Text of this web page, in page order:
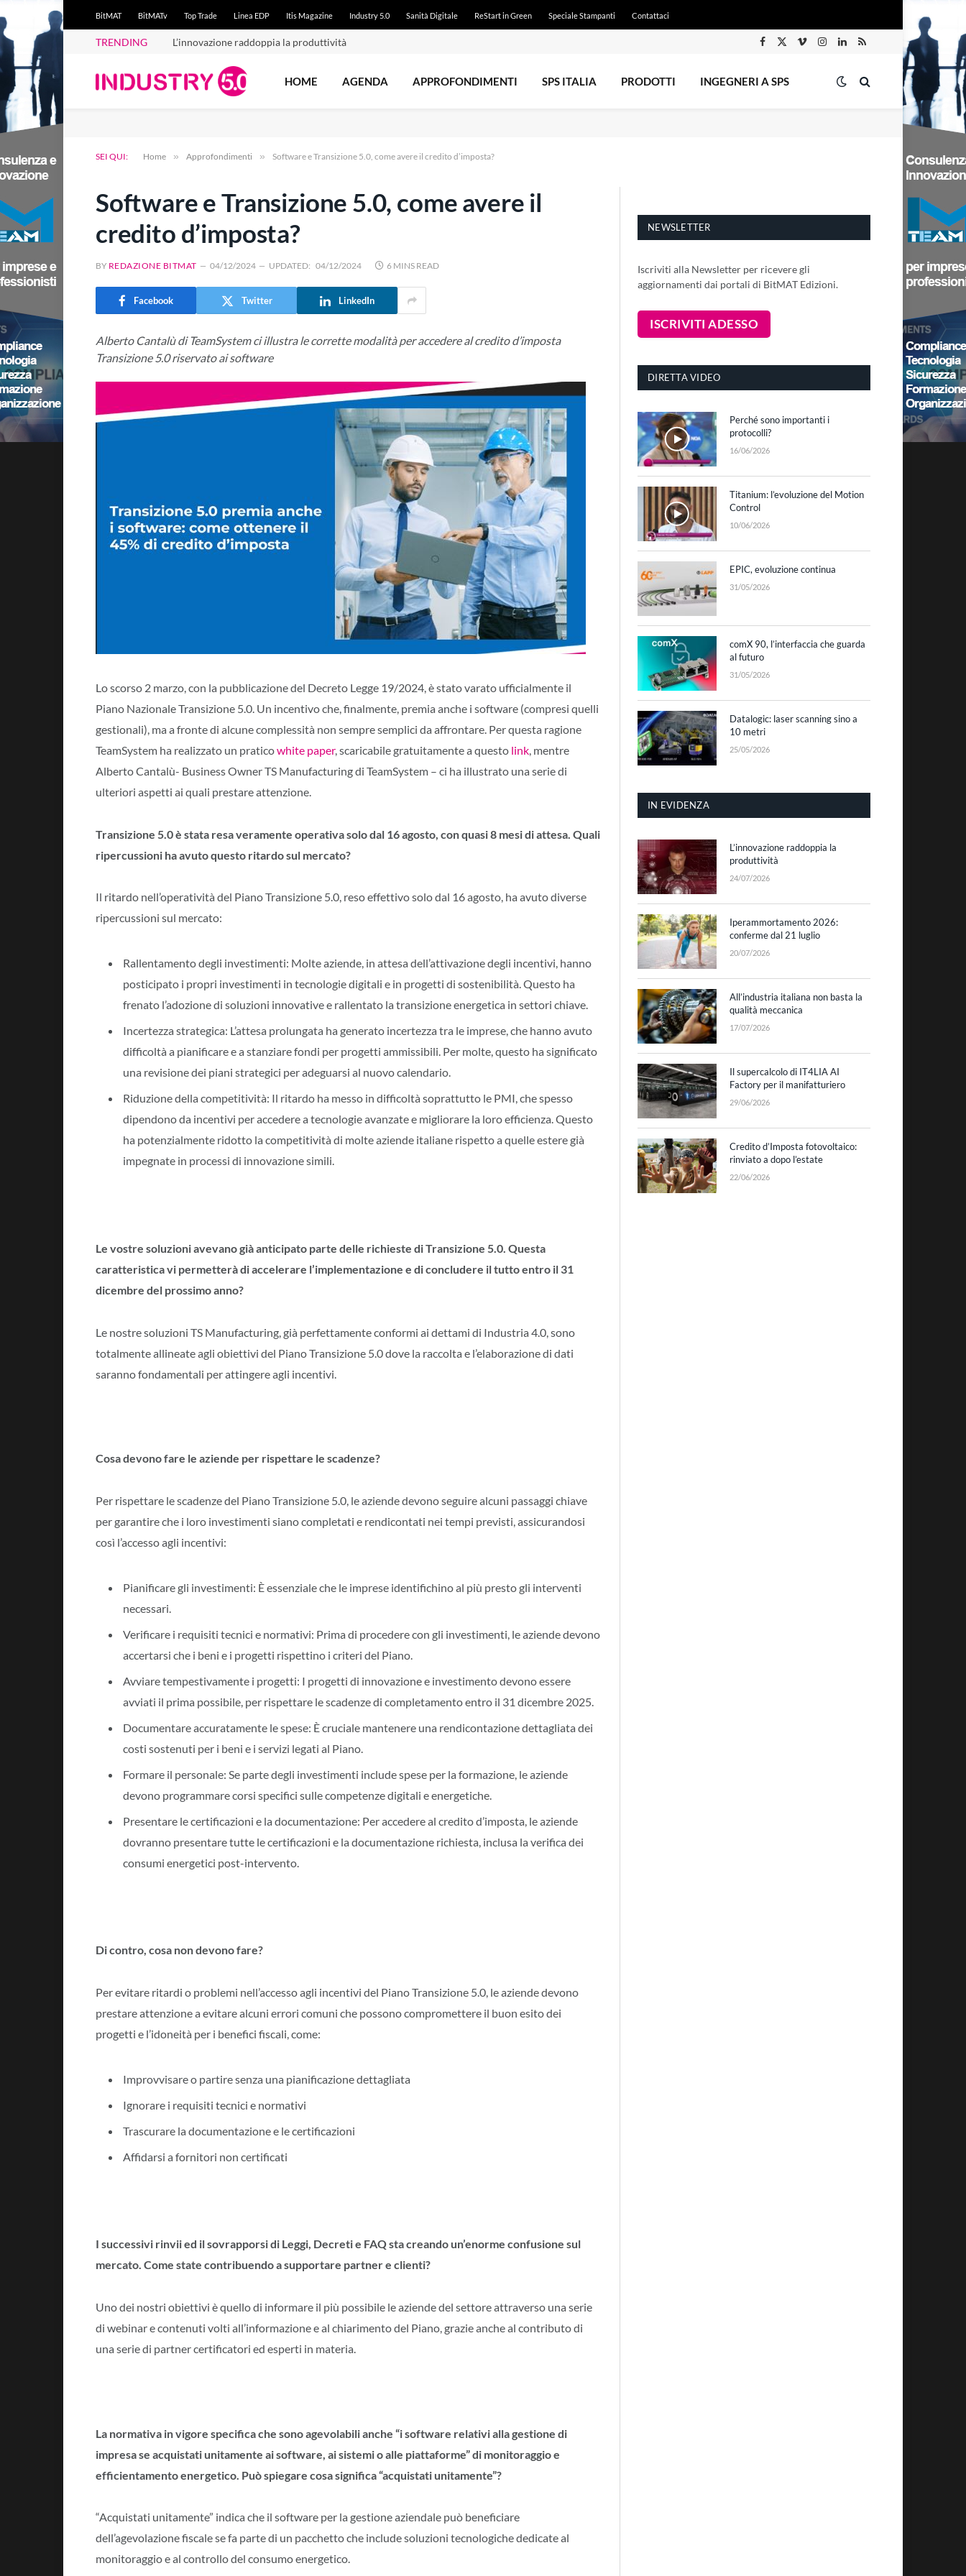
BitMAT BitMATv Top Trade Linea EDP Itis Magazine Industry 5.0 Sanità Digitale ReStart in Green Speciale Stampanti Contattaci
TRENDING L’innovazione raddoppia la produttività
Facebook
X
VimeoInstagram
LinkedIn
RSS
HOME AGENDA APPROFONDIMENTI SPS ITALIA PRODOTTI INGEGNERI A SPS
SEI QUI: Home » Approfondimenti » Software e Transizione 5.0, come avere il credito d’imposta?
Software e Transizione 5.0, come avere il
credito d’imposta?
BY REDAZIONE BITMAT 04/12/2024 UPDATED: 04/12/2024 6 MINS READ
Facebook Twitter LinkedIn
Alberto Cantalù di TeamSystem ci illustra le corrette modalità per accedere al credito d’imposta
Transizione 5.0 riservato ai software
Lo scorso 2 marzo, con la pubblicazione del Decreto Legge 19/2024, è stato varato ufficialmente il
Piano Nazionale Transizione 5.0. Un incentivo che, finalmente, premia anche i software (compresi quelli
gestionali), ma a fronte di alcune complessità non sempre semplici da affrontare. Per questa ragione
TeamSystem ha realizzato un praticowhite paper, scaricabile gratuitamente a questo link, mentre
Alberto Cantalù- Business Owner TS Manufacturing di TeamSystem – ci ha illustrato una serie di
ulteriori aspetti ai quali prestare attenzione.
Transizione 5.0 è stata resa veramente operativa solo dal 16 agosto, con quasi 8 mesi di attesa. Quali
ripercussioni ha avuto questo ritardo sul mercato?
Il ritardo nell’operatività del Piano Transizione 5.0, reso effettivo solo dal 16 agosto, ha avuto diverse
ripercussioni sul mercato:
Rallentamento degli investimenti: Molte aziende, in attesa dell’attivazione degli incentivi, hanno
posticipato i propri investimenti in tecnologie digitali e in progetti di sostenibilità. Questo ha
frenato l’adozione di soluzioni innovative e rallentato la transizione energetica in settori chiave.
Incertezza strategica: L’attesa prolungata ha generato incertezza tra le imprese, che hanno avuto
difficoltà a pianificare e a stanziare fondi per progetti ammissibili. Per molte, questo ha significato
una revisione dei piani strategici per adeguarsi al nuovo calendario.
Riduzione della competitività: Il ritardo ha messo in difficoltà soprattutto le PMI, che spesso
dipendono da incentivi per accedere a tecnologie avanzate e migliorare la loro efficienza. Questo
ha potenzialmente ridotto la competitività di molte aziende italiane rispetto a quelle estere già
impegnate in processi di innovazione simili.
Le vostre soluzioni avevano già anticipato parte delle richieste di Transizione 5.0. Questa
caratteristica vi permetterà di accelerare l’implementazione e di concludere il tutto entro il 31
dicembre del prossimo anno?
Le nostre soluzioni TS Manufacturing, già perfettamente conformi ai dettami di Industria 4.0, sono
totalmente allineate agli obiettivi del Piano Transizione 5.0 dove la raccolta e l’elaborazione di dati
saranno fondamentali per attingere agli incentivi.
Cosa devono fare le aziende per rispettare le scadenze?
Per rispettare le scadenze del Piano Transizione 5.0, le aziende devono seguire alcuni passaggi chiave
per garantire che i loro investimenti siano completati e rendicontati nei tempi previsti, assicurandosi
così l’accesso agli incentivi:
Pianificare gli investimenti: È essenziale che le imprese identifichino al più presto gli interventi
necessari.
Verificare i requisiti tecnici e normativi: Prima di procedere con gli investimenti, le aziende devono
accertarsi che i beni e i progetti rispettino i criteri del Piano.
Avviare tempestivamente i progetti: I progetti di innovazione e investimento devono essere
avviati il prima possibile, per rispettare le scadenze di completamento entro il 31 dicembre 2025.
Documentare accuratamente le spese: È cruciale mantenere una rendicontazione dettagliata dei
costi sostenuti per i beni e i servizi legati al Piano.
Formare il personale: Se parte degli investimenti include spese per la formazione, le aziende
devono programmare corsi specifici sulle competenze digitali e energetiche.
Presentare le certificazioni e la documentazione: Per accedere al credito d’imposta, le aziende
dovranno presentare tutte le certificazioni e la documentazione richiesta, inclusa la verifica dei
consumi energetici post-intervento.
Di contro, cosa non devono fare?
Per evitare ritardi o problemi nell’accesso agli incentivi del Piano Transizione 5.0, le aziende devono
prestare attenzione a evitare alcuni errori comuni che possono compromettere il buon esito dei
progetti e l’idoneità per i benefici fiscali, come:
Improvvisare o partire senza una pianificazione dettagliata
Ignorare i requisiti tecnici e normativi
Trascurare la documentazione e le certificazioni
Affidarsi a fornitori non certificati
I successivi rinvii ed il sovrapporsi di Leggi, Decreti e FAQ sta creando un’enorme confusione sul
mercato. Come state contribuendo a supportare partner e clienti?
Uno dei nostri obiettivi è quello di informare il più possibile le aziende del settore attraverso una serie
di webinar e contenuti volti all’informazione e al chiarimento del Piano, grazie anche al contributo di
una serie di partner certificatori ed esperti in materia.
La normativa in vigore specifica che sono agevolabili anche “i software relativi alla gestione di
impresa se acquistati unitamente ai software, ai sistemi o alle piattaforme” di monitoraggio e
efficientamento energetico. Può spiegare cosa significa “acquistati unitamente”?
“Acquistati unitamente” indica che il software per la gestione aziendale può beneficiare
dell’agevolazione fiscale se fa parte di un pacchetto che include soluzioni tecnologiche dedicate al
monitoraggio e al controllo del consumo energetico.
NEWSLETTER
Iscriviti alla Newsletter per ricevere gli
aggiornamenti dai portali di BitMAT Edizioni.
DIRETTA VIDEO
Perché sono importanti i
protocolli?
16/06/2026
Titanium: l’evoluzione del Motion
Control
10/06/2026
EPIC, evoluzione continua
31/05/2026
comX 90, l’interfaccia che guarda
al futuro
31/05/2026
Datalogic: laser scanning sino a
10 metri
25/05/2026
IN EVIDENZA
L’innovazione raddoppia la
produttività
24/07/2026
Iperammortamento 2026:
conferme dal 21 luglio
20/07/2026
All’industria italiana non basta la
qualità meccanica
17/07/2026
Il supercalcolo di IT4LIA AI
Factory per il manifatturiero
29/06/2026
Credito d’Imposta fotovoltaico:
rinviato a dopo l’estate
22/06/2026